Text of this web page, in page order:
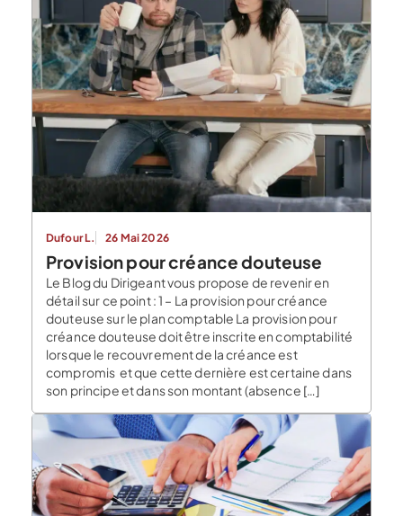
Dufour L. 26 Mai 2026
Provision pour créance douteuse
Le Blog du Dirigeant vous propose de revenir en
détail sur ce point : 1 – La provision pour créance
douteuse sur le plan comptable La provision pour
créance douteuse doit être inscrite en comptabilité
lorsque le recouvrement de la créance est
compromis et que cette dernière est certaine dans
son principe et dans son montant (absence […]